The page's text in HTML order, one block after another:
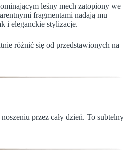
leśny mech zatopiony we
fragmentami nadają mu
i eleganckie stylizacje.
różnić się od przedstawionych na
przez cały dzień. To subtelny